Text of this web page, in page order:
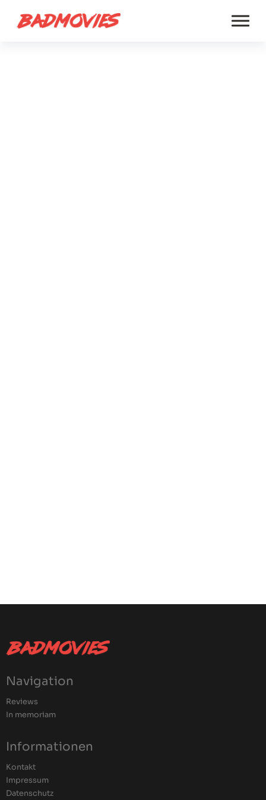
Navigation
Reviews
In memoriam
Informationen
Kontakt
Impressum
Datenschutz